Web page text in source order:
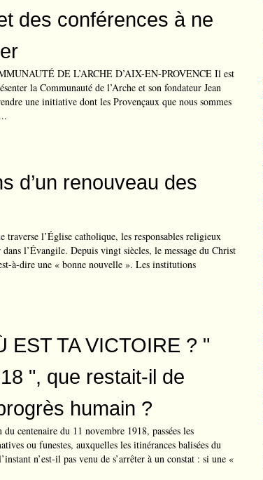
des conférences à ne
DE L’ARCHE D’AIX-EN-PROVENCE Il est
la Communauté de l’Arche et son fondateur Jean
une initiative dont les Provençaux que nous sommes
d’un renouveau des
traverse l’Église catholique, les responsables religieux
l’Évangile. Depuis vingt siècles, le message du Christ
à-dire une « bonne nouvelle ». Les institutions
EST TA VICTOIRE ? "
", que restait-il de
humain ?
du centenaire du 11 novembre 1918, passées les
ou funestes, auxquelles les itinérances balisées du
n’est-il pas venu de s’arrêter à un constat : si une «